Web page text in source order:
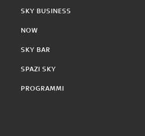
SKY BUSINESS
NOW
SKY BAR
SPAZI SKY
PROGRAMMI